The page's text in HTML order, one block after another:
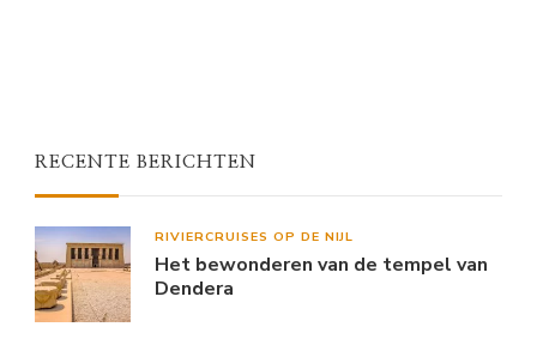
RECENTE BERICHTEN
RIVIERCRUISES OP DE NIJL
Het bewonderen van de tempel van
Dendera